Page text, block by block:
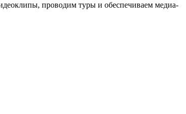
проводим туры и обеспечиваем медиа-